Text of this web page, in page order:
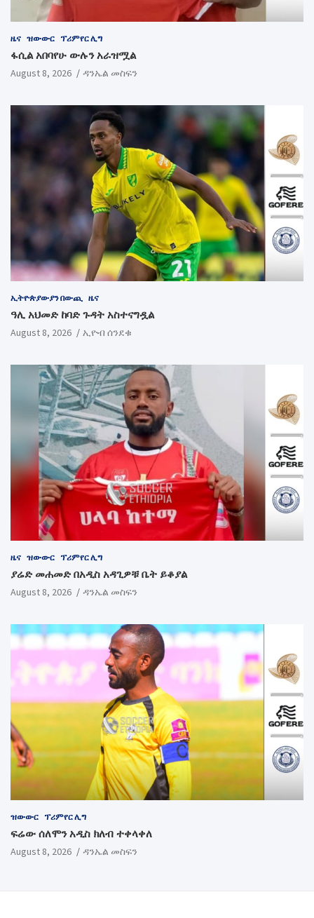
ዜና ዝውውር ፕሪምየር ሊግ
ፋሲል አበባየሁ ውሉን አራዝሟል
August 8, 2026 ዳንኤል መስፍን
ኢትዮጵያውያን በውጪ ዜና
ዓሊ አህመድ ከባድ ጉዳት አስተናግዷል
August 8, 2026 ኢዮብ ሰንደቁ
ዜና ዝውውር ፕሪምየር ሊግ
ያሬድ መሐመድ በአዲስ አዳጊዎቹ ቤት ይቆያል
August 8, 2026 ዳንኤል መስፍን
ዝውውር ፕሪምየር ሊግ
ፍሬው ሰለሞን አዲስ ክለብ ተቀላቀለ
August 8, 2026 ዳንኤል መስፍን